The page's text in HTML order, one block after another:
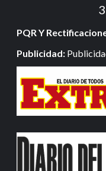
PQR Y
Publicidad: